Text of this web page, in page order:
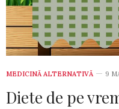
MEDICINĂ ALTERNATIVĂ 9
Diete de pe